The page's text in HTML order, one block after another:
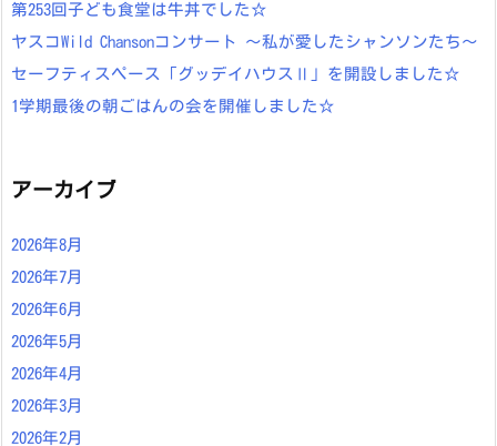
第253回子ども食堂は牛丼でした☆
ヤスコWild Chansonコンサート ～私が愛したシャンソンたち～
セーフティスペース「グッデイハウスⅡ」を開設しました☆
1学期最後の朝ごはんの会を開催しました☆
アーカイブ
2026年8月
2026年7月
2026年6月
2026年5月
2026年4月
2026年3月
2026年2月